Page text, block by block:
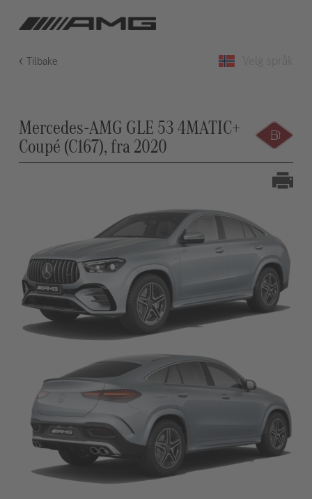
Tilbake
Mercedes-AMG GLE 53 4MATIC+
Coupé (C167), fra 2020